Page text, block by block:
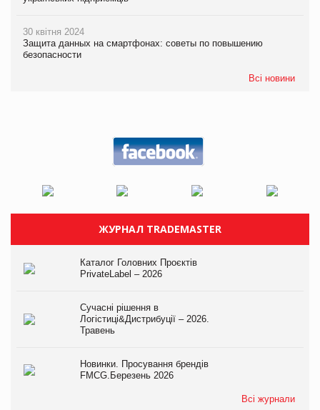
30 квітня 2024
Защита данных на смартфонах: советы по повышению
безопасности
Всі новини
ЖУРНАЛ TRADEMASTER
Каталог Головних Проєктів
PrivateLabel – 2026
Сучасні рішення в
Логістиці&Дистрибуції – 2026.
Травень
Новинки. Просування брендів
FMCG.Березень 2026
Всі журнали